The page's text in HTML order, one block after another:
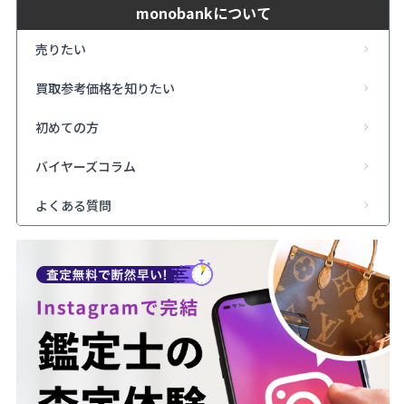
monobankについて
売りたい
買取参考価格を知りたい
初めての方
バイヤーズコラム
よくある質問